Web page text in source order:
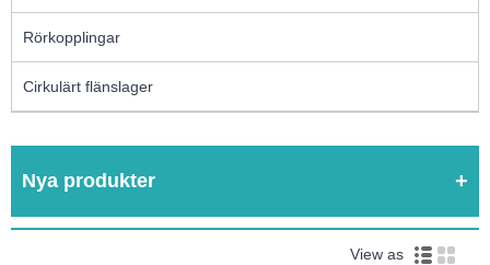
Rörkopplingar
Cirkulärt flänslager
Nya produkter
View as